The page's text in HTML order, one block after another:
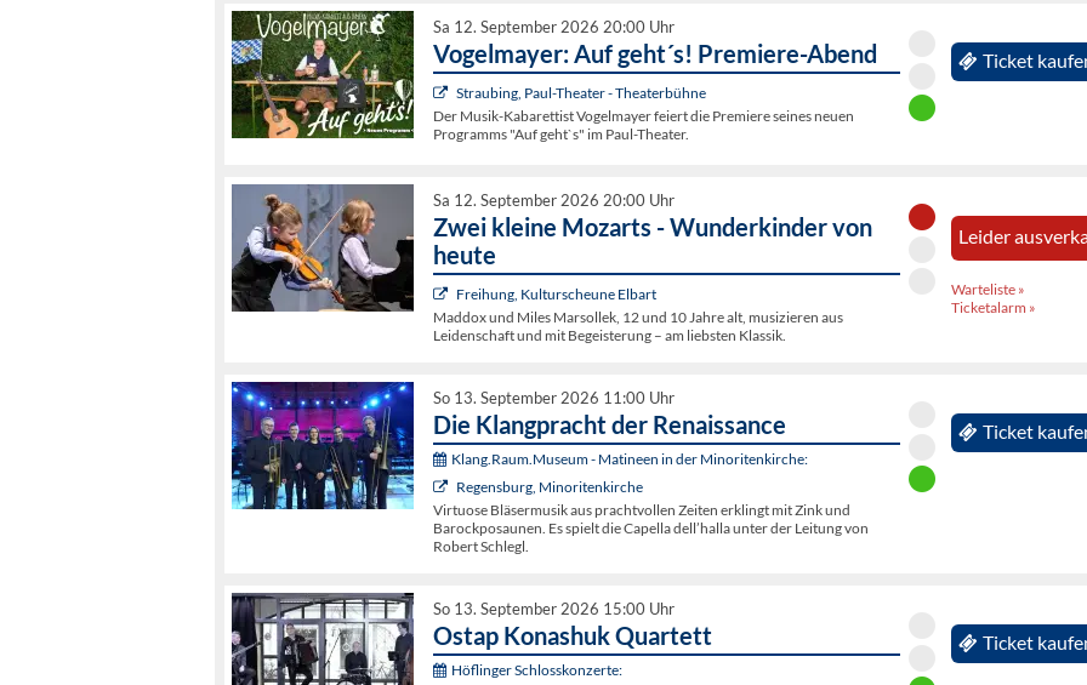
Sa 12. September 2026 20:00 Uhr
Vogelmayer: Auf geht´s! Premiere-Abend
Straubing, Paul-Theater - Theaterbühne
Der Musik-Kabarettist Vogelmayer feiert die Premiere seines neuen
Programms "Auf geht`s" im Paul-Theater.
Ticket
Sa 12. September 2026 20:00 Uhr
Zwei kleine Mozarts - Wunderkinder von
heute
Freihung, Kulturscheune Elbart
Maddox und Miles Marsollek, 12 und 10 Jahre alt, musizieren aus
Leidenschaft und mit Begeisterung – am liebsten Klassik.
Leider
Warteliste »
Ticketalarm »
So 13. September 2026 11:00 Uhr
Die Klangpracht der Renaissance
Klang.Raum.Museum - Matineen in der Minoritenkirche:
Regensburg, Minoritenkirche
Virtuose Bläsermusik aus prachtvollen Zeiten erklingt mit Zink und
Barockposaunen. Es spielt die Capella dell’halla unter der Leitung von
Robert Schlegl.
Ticket
So 13. September 2026 15:00 Uhr
Ostap Konashuk Quartett
Höflinger Schlosskonzerte:
Ticket